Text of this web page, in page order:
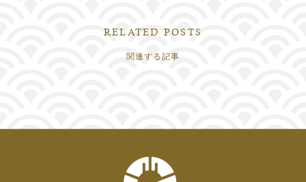
RELATED POSTS
関連する記事